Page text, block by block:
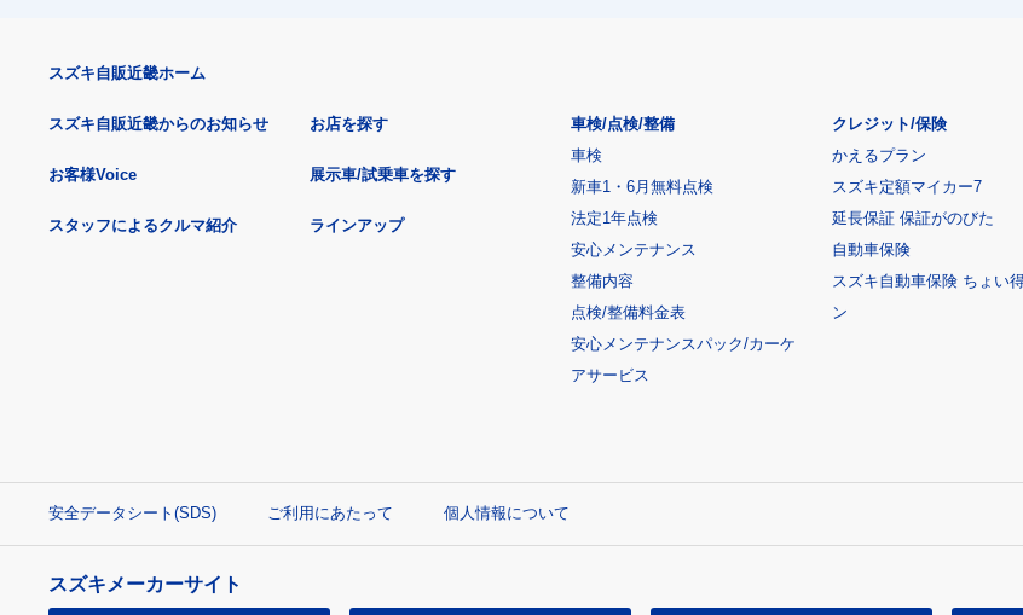
スズキ自販近畿ホーム
スズキ自販近畿からのお知らせ
お客様Voice
スタッフによるクルマ紹介
お店を探す
展示車/試乗車を探す
ラインアップ
車検/点検/整備
車検
新車1・6月無料点検
法定1年点検
安心メンテナンス
整備内容
点検/整備料金表
安心メンテナンスパック/カーケ
アサービス
クレジット/保険
かえるプラン
スズキ定額マイカー7
延長保証 保証がのびた
自動車保険
スズキ自動車保険 ちょい
ン
安全データシート(SDS) ご利用にあたって 個人情報について
スズキメーカーサイト